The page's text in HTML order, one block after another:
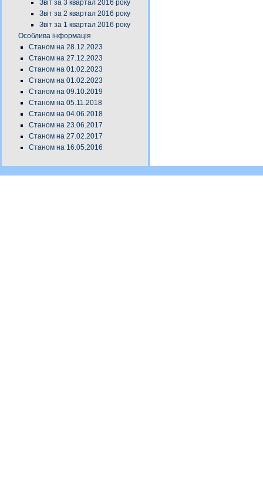
Звіт за 3 квартал 2016 року
Звіт за 2 квартал 2016 року
Звіт за 1 квартал 2016 року
Особлива інформація
Станом на 28.12.2023
Станом на 27.12.2023
Станом на 01.02.2023
Станом на 01.02.2023
Станом на 09.10.2019
Станом на 05.11.2018
Станом на 04.06.2018
Станом на 23.06.2017
Станом на 27.02.2017
Станом на 16.05.2016